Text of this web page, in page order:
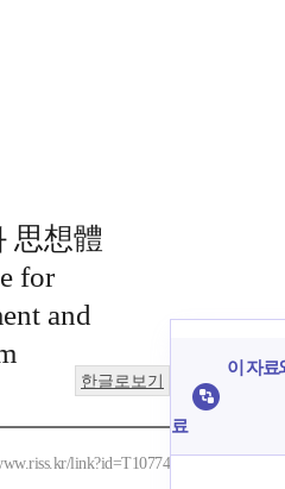
思想體
for
and
한글로보기
link?id=T10774
이 자료
료